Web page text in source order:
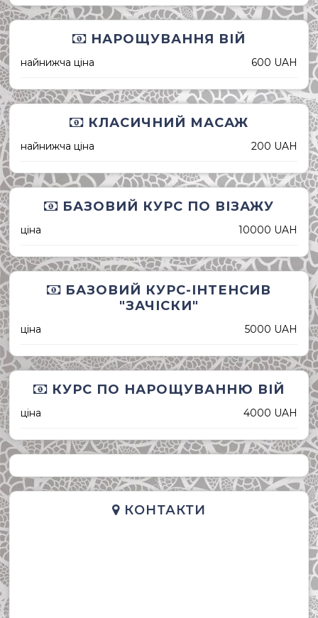
НАРОЩУВАННЯ ВІЙ
найнижча ціна 600 UAH
КЛАСИЧНИЙ МАСАЖ
найнижча ціна 200 UAH
БАЗОВИЙ КУРС ПО ВІЗАЖУ
ціна 10000 UAH
БАЗОВИЙ КУРС-ІНТЕНСИВ
"ЗАЧІСКИ"
ціна 5000 UAH
КУРС ПО НАРОЩУВАННЮ ВІЙ
ціна 4000 UAH
КОНТАКТИ